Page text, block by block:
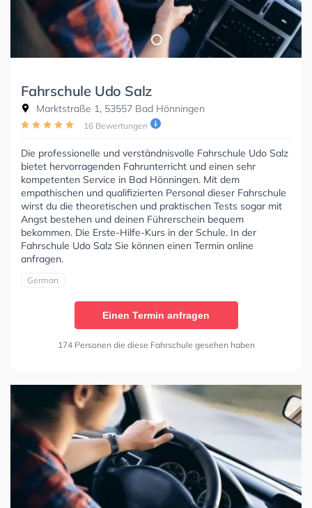
Fahrschule Udo Salz
Marktstraße 1, 53557 Bad Hönningen
16 Bewertungen
Die professionelle und verständnisvolle Fahrschule Udo Salz
bietet hervorragenden Fahrunterricht und einen sehr
kompetenten Service in Bad Hönningen. Mit dem
empathischen und qualifizierten Personal dieser Fahrschule
wirst du die theoretischen und praktischen Tests sogar mit
Angst bestehen und deinen Führerschein bequem
bekommen. Die Erste-Hilfe-Kurs in der Schule. In der
Fahrschule Udo Salz Sie können einen Termin online
anfragen.
German
Einen Termin anfragen
174 Personen die diese Fahrschule gesehen haben